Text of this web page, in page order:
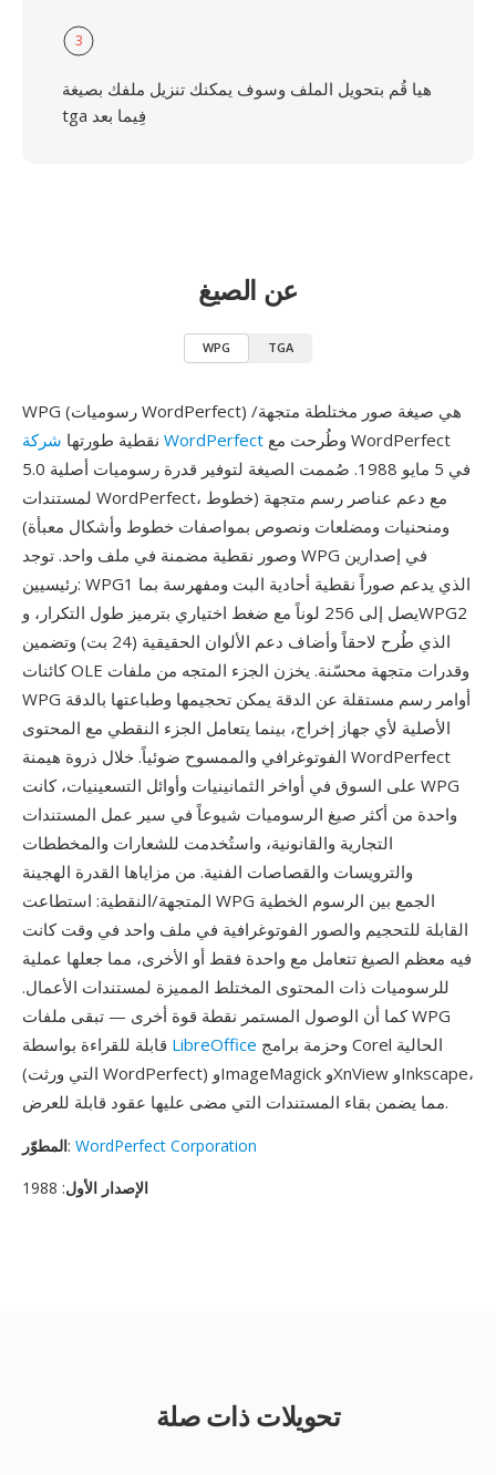
3
هيا قُم بتحويل الملف وسوف يمكنك تنزيل ملفك بصيغة
tga فِيما بعد
عن الصيغ
WPG TGA
WPG (رسوميات WordPerfect) هي صيغة صور مختلطة متجهة/
نقطية طورتها شركة WordPerfect
5.0 في 5 مايو 1988. صُممت الصيغة لتوفير قدرة رسوميات أصلية
لمستندات WordPerfect، مع دعم عناصر رسم متجهة (خطوط
ومنحنيات ومضلعات ونصوص بمواصفات خطوط وأشكال معبأة)
وصور نقطية مضمنة في ملف واحد. توجد WPG في إصدارين
رئيسيين: WPG1 الذي يدعم صوراً نقطية أحادية البت ومفهرسة بما
يصل إلى 256 لوناً مع ضغط اختياري بترميز طول التكرار، وWPG2
الذي طُرح لاحقاً وأضاف دعم الألوان الحقيقية (24 بت) وتضمين
كائنات OLE وقدرات متجهة محسّنة. يخزن الجزء المتجه من ملفات
WPG أوامر رسم مستقلة عن الدقة يمكن تحجيمها وطباعتها بالدقة
الأصلية لأي جهاز إخراج، بينما يتعامل الجزء النقطي مع المحتوى
الفوتوغرافي والممسوح ضوئياً. خلال ذروة هيمنة WordPerfect
على السوق في أواخر الثمانينيات وأوائل التسعينيات، كانت WPG
واحدة من أكثر صيغ الرسوميات شيوعاً في سير عمل المستندات
التجارية والقانونية، واستُخدمت للشعارات والمخططات
والترويسات والقصاصات الفنية. من مزاياها القدرة الهجينة
المتجهة/النقطية: استطاعت WPG الجمع بين الرسوم الخطية
القابلة للتحجيم والصور الفوتوغرافية في ملف واحد في وقت كانت
فيه معظم الصيغ تتعامل مع واحدة فقط أو الأخرى، مما جعلها عملية
للرسوميات ذات المحتوى المختلط المميزة لمستندات الأعمال.
كما أن الوصول المستمر نقطة قوة أخرى — تبقى ملفات WPG
LibreOffice
(التي ورثت WordPerfect) وImageMagick وXnView وInkscape،
مما يضمن بقاء المستندات التي مضى عليها عقود قابلة للعرض.
المطوّر: WordPerfect Corporation
الإصدار الأول: 1988
تحويلات ذات صلة